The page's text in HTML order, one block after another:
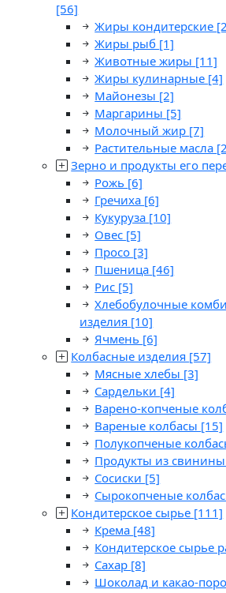
[56]
Жиры кондитерские
Жиры рыб [1]
Животные жиры [11]
Жиры кулинарные [4]
Майонезы [2]
Маргарины [5]
Молочный жир [7]
Растительные масла
Зерно и продукты его
Рожь [6]
Гречиха [6]
Кукуруза [10]
Овес [5]
Просо [3]
Пшеница [46]
Рис [5]
Хлебобулочные
изделия [10]
Ячмень [6]
Колбасные изделия [57]
Мясные хлебы [3]
Сардельки [4]
Варено-копченые
Вареные колбасы [15]
Полукопченые
Продукты из свинины
Сосиски [5]
Сырокопченые
Кондитерское сырье [111]
Крема [48]
Кондитерское сырье
Сахар [8]
Шоколад и какао-